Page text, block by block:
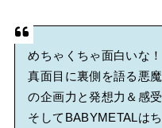
めちゃくちゃ面白いな！
真面目に裏側を語る悪
の企画力と発想力＆感
そしてBABYMETALは